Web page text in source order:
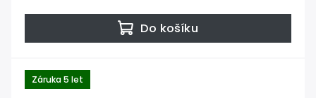
Do košíku
Záruka 5 let